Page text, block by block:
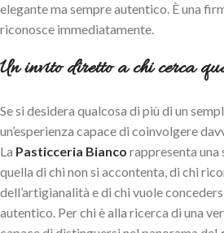
elegante ma sempre autentico. È una
riconosce immediatamente.
Un invito diretto a chi cerca
Se si desidera qualcosa di più di un
un’esperienza capace di coinvolgere
La Pasticceria Bianco rappresenta una
quella di chi non si accontenta, di chi
dell’artigianalità e di chi vuole
autentico. Per chi è alla ricerca di una